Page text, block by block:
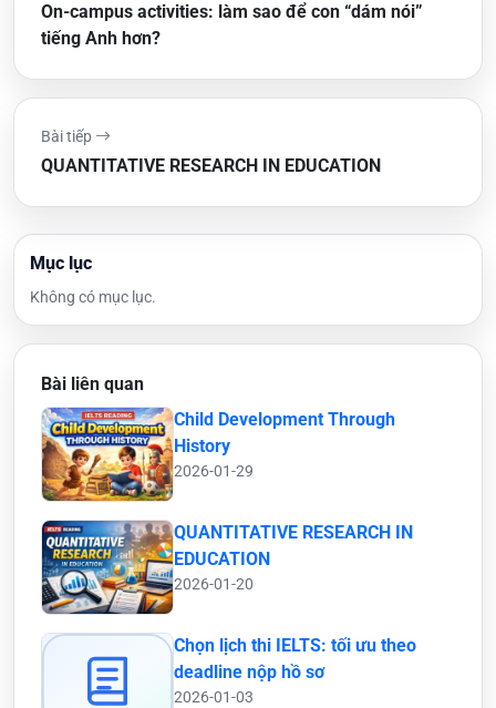
On-campus activities: làm sao để con “dám nói”
tiếng Anh hơn?
Bài tiếp
QUANTITATIVE RESEARCH IN EDUCATION
Mục lục
Không có mục lục.
Bài liên quan
Child Development Through
History
2026-01-29
QUANTITATIVE RESEARCH IN
EDUCATION
2026-01-20
Chọn lịch thi IELTS: tối ưu theo
deadline nộp hồ sơ
2026-01-03